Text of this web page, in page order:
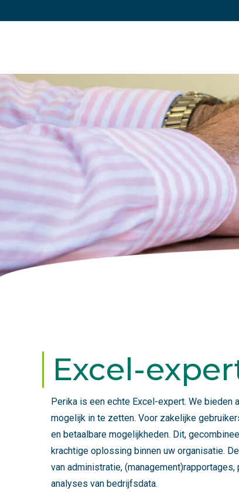
Excel-
Perika is een echte Excel-expert. We bieden
mogelijk in te zetten. Voor zakelijke
en betaalbare mogelijkheden. Dit,
krachtige oplossing binnen uw organisatie.
van administratie,
analyses van bedrijfsdata.